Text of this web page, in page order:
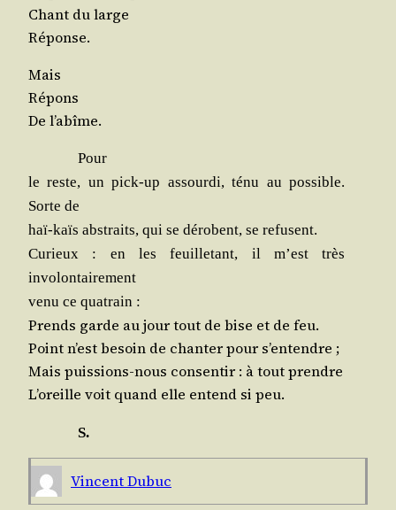
Chant du large
Réponse.
Mais
Répons
De l’abîme.
Pour
le reste, un pick-up assour­di, ténu au pos­sible.
Sorte de
haï-kaïs abs­traits, qui se dérobent, se refusent.
Curieux : en les feuille­tant, il m’est très
involontairement
venu ce quatrain :
Prends garde au jour tout de bise et de feu.
Point n’est besoin de chan­ter pour s’entendre ;
Mais puis­sions-nous consen­tir : à tout prendre
L’oreille voit quand elle entend si peu.
S.
Vincent Dubuc